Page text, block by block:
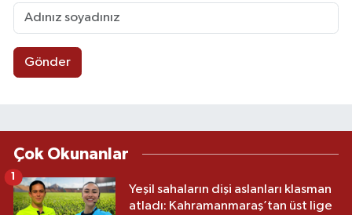
Gönder
Çok Okunanlar
Yeşil sahaların dişi aslanları klasman
atladı: Kahramanmaraş’tan üst lige